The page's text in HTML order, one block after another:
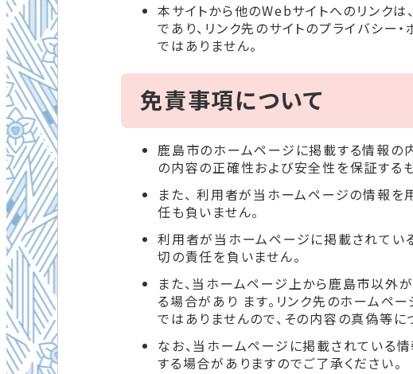
本サイトから他のWebサイトへのリンク
であり、リンク先のサイトのプライバシー
ではありません。
免責事項について
鹿島市のホームページに掲載する情報の
の内容の正確性および安全性を保証する
また、 利用者が当ホームページの情報を
任も負いません。
利用者が当ホームページに掲載されてい
切の責任を負いません。
また、当ホームページ上から鹿島市以外
る場合があり ます。リンク先のホームペ
ではありませんので、その内容の真偽等
なお、当ホームページに掲載されている
する場合がありますのでご了承ください。